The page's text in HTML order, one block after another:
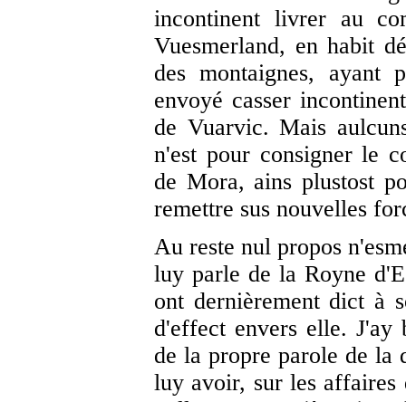
incontinent livrer au
Vuesmerland, en habit
des montaignes, ayant
envoyé casser
de Vuarvic. Mais
n'est pour consigner le
de Mora, ains plustost
remettre sus nouvelles
Au reste nul propos
luy parle de la Royne
ont dernièrement dict à
d'effect envers elle.
de la propre parole de la
luy avoir, sur les affaires